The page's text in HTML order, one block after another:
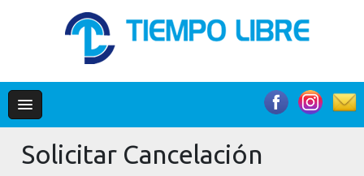
Solicitar Cancelación